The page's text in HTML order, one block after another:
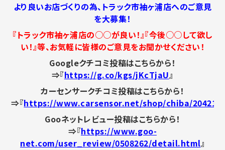
より良いお店づくりの為、トラック市袖ヶ浦店へのご意見
を大募集！
『トラック市袖ヶ浦店の○○が良い！』『今後○○して欲し
い！』等、お気軽に皆様のご意見をお聞かせください！
Googleクチコミ投稿はこちらから！
⇒『https://g.co/kgs/jKcTjaU』
カーセンサークチコミ投稿はこちらから！
⇒『https://www.carsensor.net/shop/chiba/
Gooネットレビュー投稿はこちらから！
⇒『https://www.goo-
net.com/user_review/0508262/detail.html』